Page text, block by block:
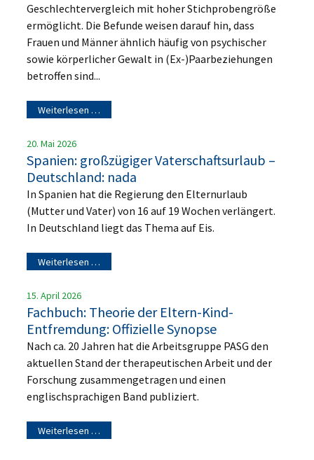
Geschlechtervergleich mit hoher Stichprobengröße
ermöglicht. Die Befunde weisen darauf hin, dass
Frauen und Männer ähnlich häufig von psychischer
sowie körperlicher Gewalt in (Ex-)Paarbeziehungen
betroffen sind...
Weiterlesen …
20. Mai 2026
Spanien: großzügiger Vaterschaftsurlaub –
Deutschland: nada
In Spanien hat die Regierung den Elternurlaub
(Mutter und Vater) von 16 auf 19 Wochen verlängert.
In Deutschland liegt das Thema auf Eis.
Weiterlesen …
15. April 2026
Fachbuch: Theorie der Eltern-Kind-
Entfremdung: Offizielle Synopse
Nach ca. 20 Jahren hat die Arbeitsgruppe PASG den
aktuellen Stand der therapeutischen Arbeit und der
Forschung zusammengetragen und einen
englischsprachigen Band publiziert.
Weiterlesen …